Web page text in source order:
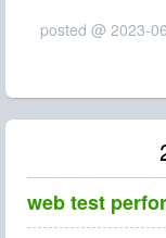
posted @ 2023-
web test